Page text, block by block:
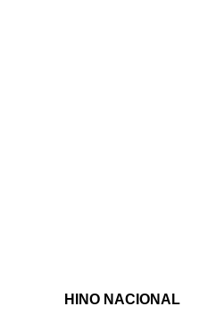
HINO NACIONAL